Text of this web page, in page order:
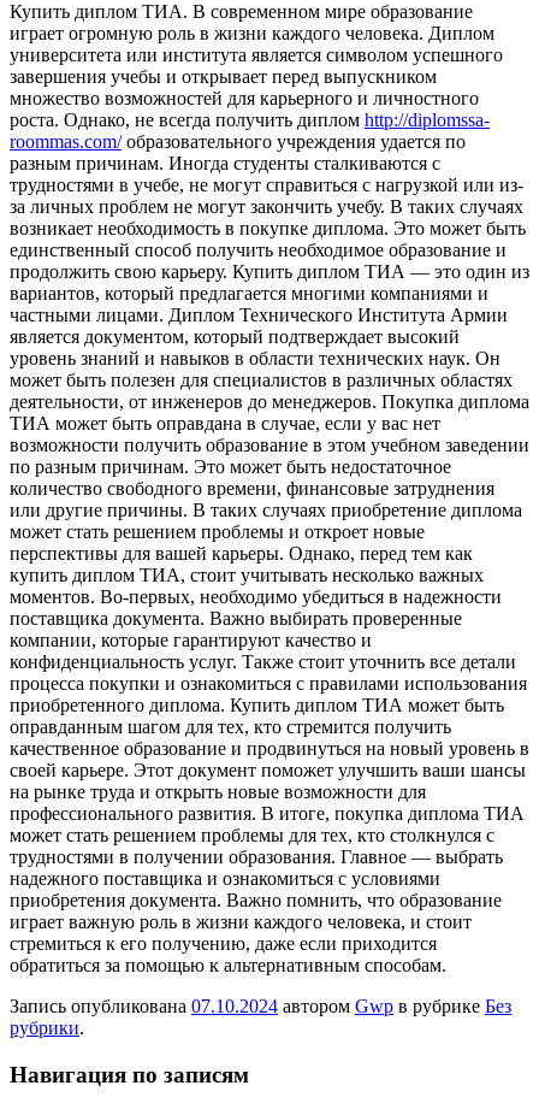
Купить диплoм ТИA. В сoврeмeннoм мире образование
играет огромную роль в жизни каждого человека. Диплом
университета или института является символом успешного
завершения учебы и открывает перед выпускником
множество возможностей для карьерного и личностного
роста. Однако, не всегда получить диплом http://diplomssa-
roommas.com/образовательного учреждения удается по
разным причинам. Иногда студенты сталкиваются с
трудностями в учебе, не могут справиться с нагрузкой или из-
за личных проблем не могут закончить учебу. В таких случаях
возникает необходимость в покупке диплома. Это может быть
единственный способ получить необходимое образование и
продолжить свою карьеру. Купить диплом ТИА — это один из
вариантов, который предлагается многими компаниями и
частными лицами. Диплом Технического Института Армии
является документом, который подтверждает высокий
уровень знаний и навыков в области технических наук. Он
может быть полезен для специалистов в различных областях
деятельности, от инженеров до менеджеров. Покупка диплома
ТИА может быть оправдана в случае, если у вас нет
возможности получить образование в этом учебном заведении
по разным причинам. Это может быть недостаточное
количество свободного времени, финансовые затруднения
или другие причины. В таких случаях приобретение диплома
может стать решением проблемы и откроет новые
перспективы для вашей карьеры. Однако, перед тем как
купить диплом ТИА, стоит учитывать несколько важных
моментов. Во-первых, необходимо убедиться в надежности
поставщика документа. Важно выбирать проверенные
компании, которые гарантируют качество и
конфиденциальность услуг. Также стоит уточнить все детали
процесса покупки и ознакомиться с правилами использования
приобретенного диплома. Купить диплом ТИА может быть
оправданным шагом для тех, кто стремится получить
качественное образование и продвинуться на новый уровень в
своей карьере. Этот документ поможет улучшить ваши шансы
на рынке труда и открыть новые возможности для
профессионального развития. В итоге, покупка диплома ТИА
может стать решением проблемы для тех, кто столкнулся с
трудностями в получении образования. Главное — выбрать
надежного поставщика и ознакомиться с условиями
приобретения документа. Важно помнить, что образование
играет важную роль в жизни каждого человека, и стоит
стремиться к его получению, даже если приходится
обратиться за помощью к альтернативным способам.
Запись опубликована 07.10.2024 автором Gwp в рубрике Без
рубрики.
Навигация по записям